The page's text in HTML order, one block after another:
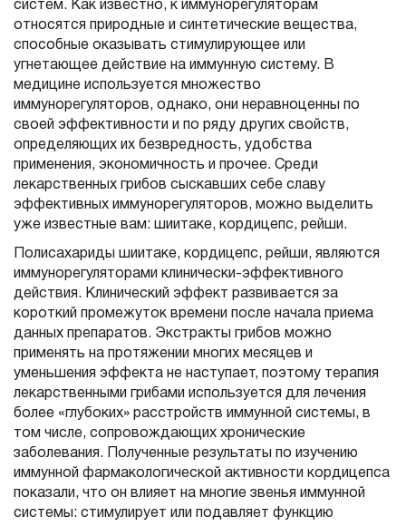
систем. Как известно, к иммунорегуляторам
относятся природные и синтетические вещества,
способные оказывать стимулирующее или
угнетающее действие на иммунную систему. В
медицине используется множество
иммунорегуляторов, однако, они неравноценны по
своей эффективности и по ряду других свойств,
определяющих их безвредность, удобства
применения, экономичность и прочее. Среди
лекарственных грибов сыскавших себе славу
эффективных иммунорегуляторов, можно выделить
уже известные вам: шиитаке, кордицепс, рейши.
Полисахариды шиитаке, кордицепс, рейши, являются
иммунорегуляторами клинически-эффективного
действия. Клинический эффект развивается за
короткий промежуток времени после начала приема
данных препаратов. Экстракты грибов можно
применять на протяжении многих месяцев и
уменьшения эффекта не наступает, поэтому терапия
лекарственными грибами используется для лечения
более «глубоких» расстройств иммунной системы, в
том числе, сопровождающих хронические
заболевания. Полученные результаты по изучению
иммунной фармакологической активности кордицепса
показали, что он влияет на многие звенья иммунной
системы: стимулирует или подавляет функцию